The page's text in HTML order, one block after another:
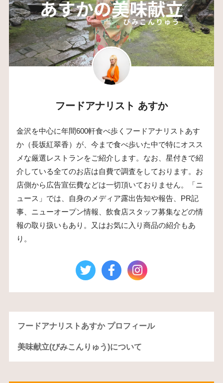
フードアナリスト あすか
金沢を中心に年間600軒食べ歩くフードアナリストあす
か（長坂紅翠香）が、今まで食べ歩いた中で特にオスス
メな厳選レストランをご紹介します。なお、星付きで紹
介している全てのお店は自費で調査をしております。お
店側から広告宣伝費などは一切頂いておりません。「ニ
ュース」では、自身のメディア露出告知や報告、PR記
事、ニューオープン情報、飲食店スタッフ募集などの情
報の取り扱いもあり。又はお気に入り商品の紹介もあ
り。
フードアナリストあすか プロフィール
美味献立(びみこんりゅう)について